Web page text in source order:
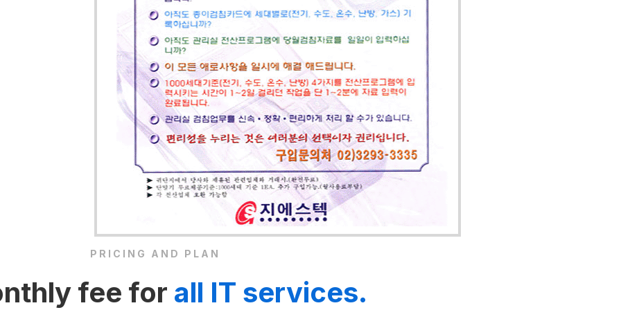
PRICING AND PLAN
fee for all IT services.